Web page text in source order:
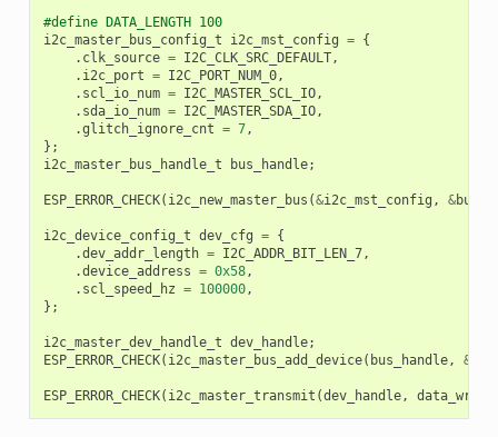
#define DATA_LENGTH 100
i2c_master_bus_config_t
i2c_mst_config = {
. clk_source = I2C_CLK_SRC_DEFAULT,
. i2c_port = I2C_PORT_NUM_0,
. scl_io_num = I2C_MASTER_SCL_IO,
. sda_io_num = I2C_MASTER_SDA_IO,
.glitch_ignore_cnt = 7,
};
i2c_master_bus_handle_t
bus_handle;
ESP_ERROR_CHECK( i2c_new_master_bus (&i2c_mst_config , &
i2c_device_config_t dev_cfg = {
.dev_addr_length = I2C_ADDR_BIT_LEN_7,
.device_address = 0x58,
. scl_speed_hz = 100000,
};
i2c_master_dev_handle_t dev_handle;
ESP_ERROR_CHECK( i2c_master_bus_add_device( bus_handle, &
ESP_ERROR_CHECK( i2c_master_transmit (dev_handle, data_wr